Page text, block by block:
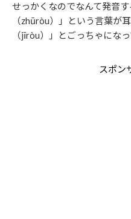
せっかくなのでなんて発音
（zhūròu）」という言葉が
（jīròu）」とごっちゃになっ
スポン